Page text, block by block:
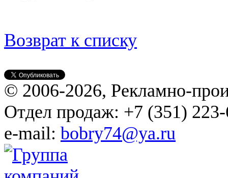
Возврат к списку
© 2006-2026, Рекламно-
Отдел продаж: +7 (351)
e-mail: bobry74@ya.ru